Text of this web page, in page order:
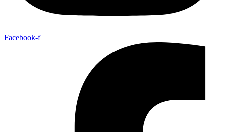
Facebook-f